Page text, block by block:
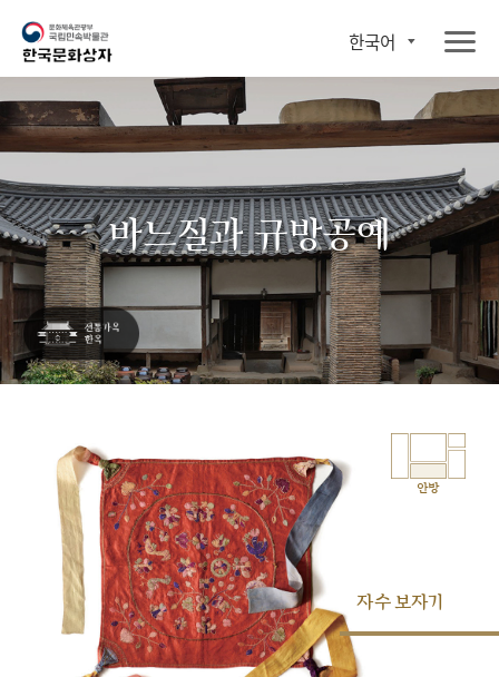
한국어
바느질과 규방공예
안방
자수 보자기